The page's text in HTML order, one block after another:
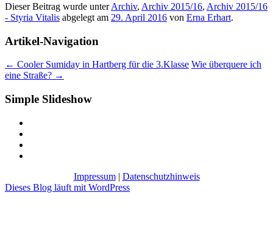
Dieser Beitrag wurde unterArchiv, Archiv 2015/16, Archiv 2015/16
- Styria Vitalis abgelegt am 29. April 2016 von Erna Erhart.
Artikel-Navigation
← Cooler Sumiday in Hartberg für die 3.Klasse Wie überquere ich
eine Straße? →
Simple Slideshow
Impressum| Datenschutzhinweis
Dieses Blog läuft mit WordPress